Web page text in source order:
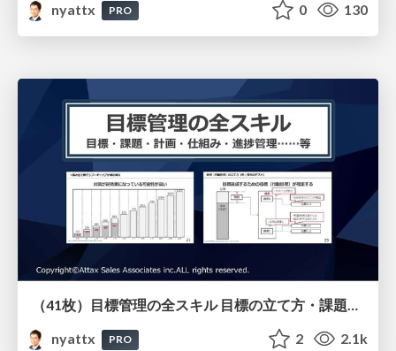
nyattx
PRO 0 130
（41枚）目標管理の全スキル 目標の立て方・課題の設定の仕方・計画の立て方・仕組みの作り方・進捗管理のやり方等すべてを解説
nyattx
PRO 2 2.1k